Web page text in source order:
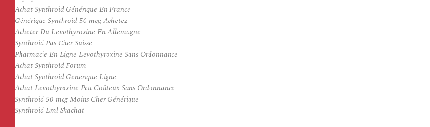
Achat Synthroid Générique En France
Générique Synthroid 50 mcg Achetez
Acheter Du Levothyroxine En Allemagne
Synthroid Pas Cher Suisse
Pharmacie En Ligne Levothyroxine Sans Ordonnance
Achat Synthroid Forum
Achat Synthroid Generique Ligne
Achat Levothyroxine Peu Coûteux Sans Ordonnance
Synthroid 50 mcg Moins Cher Générique
Synthroid Lml Skachat